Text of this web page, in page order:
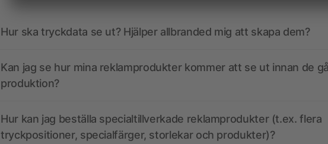
Hur ska tryckdata se ut? Hjälper allbranded mig att skapa dem?
Kan jag se hur mina reklamprodukter kommer att se ut innan de
produktion?
Hur kan jag beställa specialtillverkade reklamprodukter (t.ex. flera
tryckpositioner, specialfärger, storlekar och produkter)?